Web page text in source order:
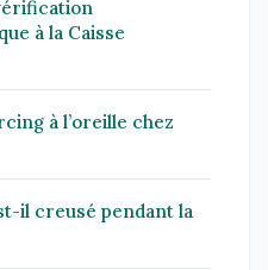
à la Caisse
à l’oreille chez
il creusé pendant la